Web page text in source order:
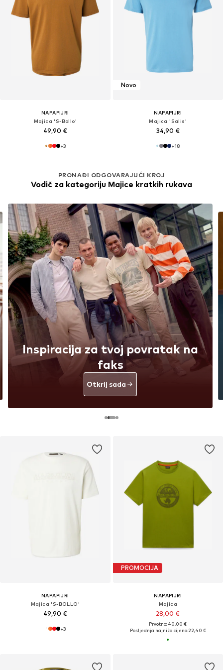
NAPAPIJRI
Majica 'S-Bollo'
49,90 €
+3
Novo
NAPAPIJRI
Majica 'Salis'
34,90 €
+18
NAPAPIJRI
Majica 'S-BOLLO'
49,90 €
+3
PROMOCIJA
NAPAPIJRI
Majica
28,00 €
Prvotno: 40,00 €
Posljednja najniža cijena:22,40 €
PRONAĐI ODGOVARAJUĆI KROJ
Vodič za kategoriju Majice kratkih rukava
Inspiracija za tvoj povratak na
faks
Otkrij sada